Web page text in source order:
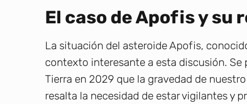
El caso de Apofis y su
La situación del asteroide Apofis,
contexto interesante a esta discusión. Se
Tierra en 2029 que la gravedad de
resalta la necesidad de estar vigilantes y